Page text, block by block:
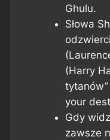
Ghulu.
Słowa
(Harry
tytanów”
your
Gdy
zawsze